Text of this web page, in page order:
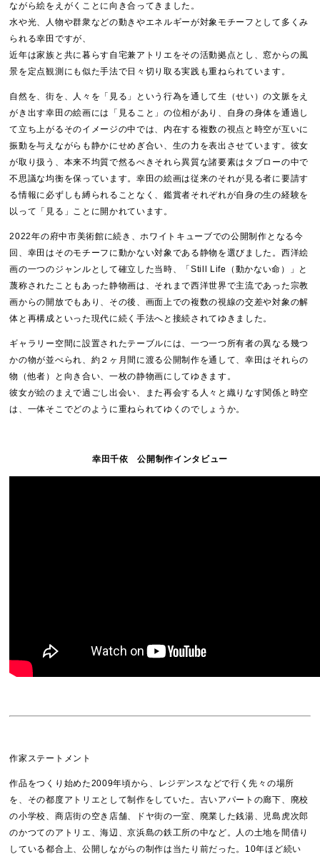
ながら絵をえがくことに向き合ってきました。
水や光、人物や群衆などの動きやエネルギーが対象モチーフとして多くみ
られる幸田ですが、
近年は家族と共に暮らす自宅兼アトリエをその活動拠点とし、窓からの風
景を定点観測にも似た手法で日々切り取る実践も重ねられています。
自然を、街を、人々を「見る」という行為を通して生（せい）の文脈をえ
がき出す幸田の絵画には「見ること」の位相があり、自身の身体を通過し
て立ち上がるそのイメージの中では、内在する複数の視点と時空が互いに
振動を与えながらも静かにせめぎ合い、生の力を表出させています。彼女
が取り扱う、本来不均質で然るべきそれら異質な諸要素はタブローの中で
不思議な均衡を保っています。幸田の絵画は従来のそれが見る者に要請す
る情報に必ずしも縛られることなく、鑑賞者それぞれが自身の生の経験を
以って「見る」ことに開かれています。
2022年の府中市美術館に続き、ホワイトキューブでの公開制作となる今
回、幸田はそのモチーフに動かない対象である静物を選びました。西洋絵
画の一つのジャンルとして確立した当時、「Still Life（動かない命）」と
蔑称されたこともあった静物画は、それまで西洋世界で主流であった宗教
画からの開放でもあり、その後、画面上での複数の視線の交差や対象の解
体と再構成といった現代に続く手法へと接続されてゆきました。
ギャラリー空間に設置されたテーブルには、一つ一つ所有者の異なる幾つ
かの物が並べられ、約２ヶ月間に渡る公開制作を通して、幸田はそれらの
物（他者）と向き合い、一枚の静物画にしてゆきます。
彼女が絵のまえで過ごし出会い、また再会する人々と織りなす関係と時空
は、一体そこでどのように重ねられてゆくのでしょうか。
幸田千依 公開制作インタビュー
作家ステートメント
作品をつくり始めた2009年頃から、レジデンスなどで行く先々の場所
を、その都度アトリエとして制作をしていた。古いアパートの廊下、廃校
の小学校、商店街の空き店舗、ドヤ街の一室、廃業した銭湯、児島虎次郎
のかつてのアトリエ、海辺、京浜島の鉄工所の中など。人の土地を間借り
している都合上、公開しながらの制作は当たり前だった。10年ほど続い